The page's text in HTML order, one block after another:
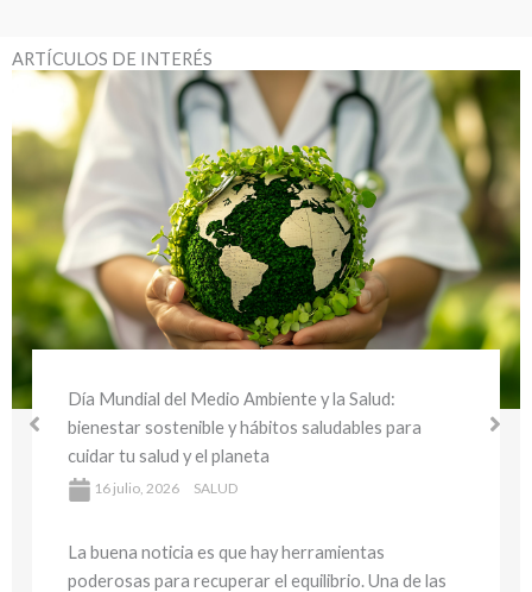
ARTÍCULOS DE INTERÉS
Día Mundial del Medio Ambiente y la Salud:
bienestar sostenible y hábitos saludables para
cuidar tu salud y el planeta
16 julio, 2026 SALUD
La buena noticia es que hay herramientas
poderosas para recuperar el equilibrio. Una de las